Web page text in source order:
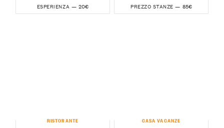
ESPERIENZA — 20€ PREZZO STANZE — 85€
RISTORANTE CASA VACANZE